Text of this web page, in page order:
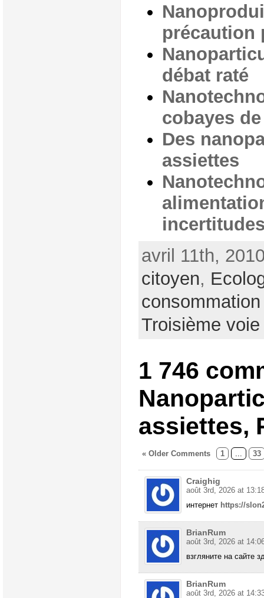
précaution
débat raté
cobayes
Des
assiettes
avril 11th,
citoyen,
consommation
Troisième voie
1 746
assiettes,
« Older Comments 1 33
Craighig
août 3rd, 2026 at
интернет https://
BrianRum
août 3rd, 2026 at
взгляните на сайте
BrianRum
août 3rd, 2026 at